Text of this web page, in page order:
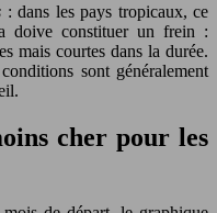
: dans les pays tropicaux, ce
doive constituer un frein :
mais courtes dans la durée.
sont généralement
cher pour les